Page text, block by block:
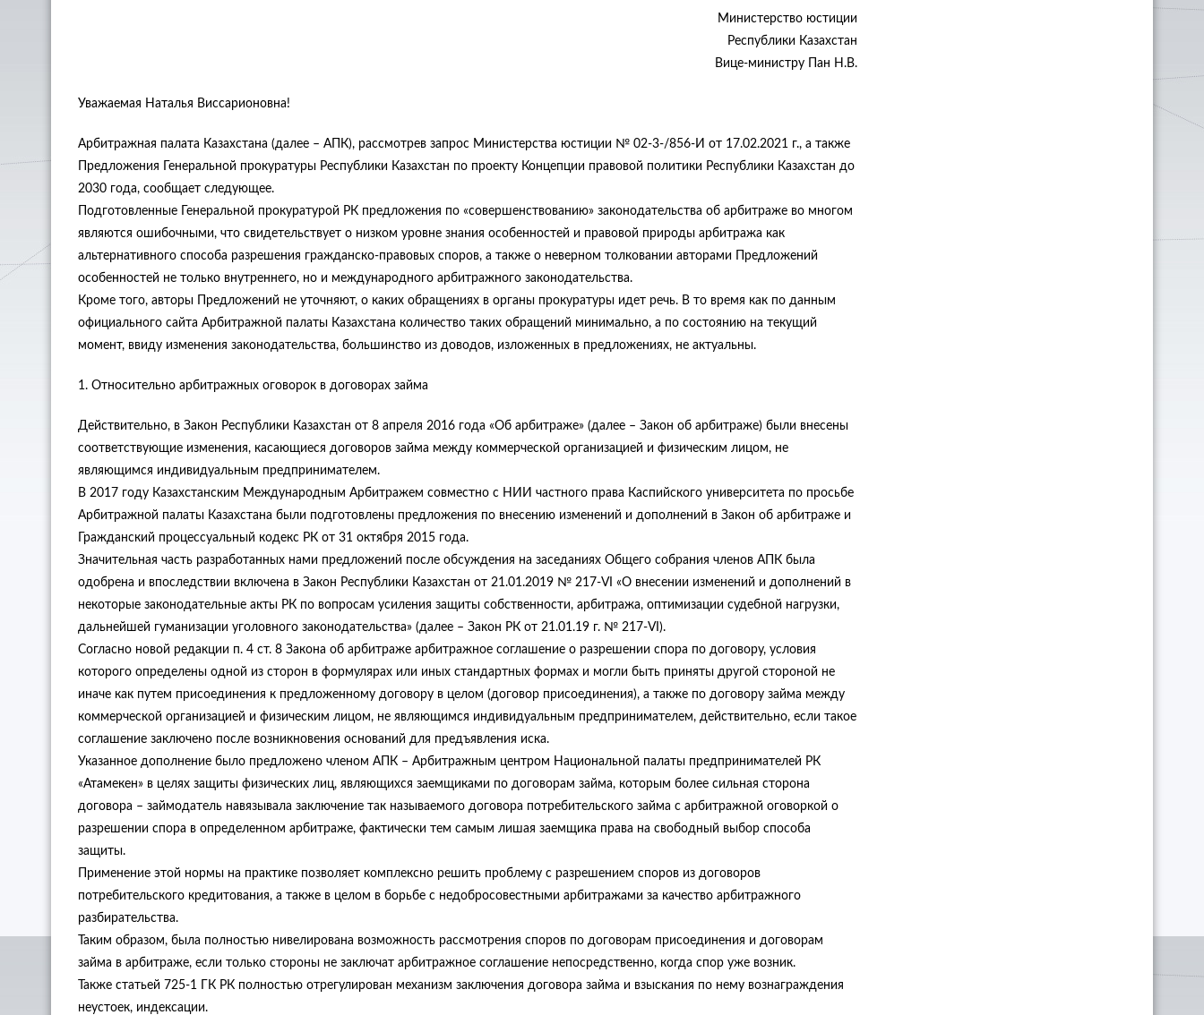
Министерство юстиции
Республики Казахстан
Вице-министру Пан Н.В.
Уважаемая Наталья Виссарионовна!
Арбитражная палата Казахстана (далее – АПК), рассмотрев запрос Министерства юстиции № 02-3-/856-И от 17.02.2021 г., а также
Предложения Генеральной прокуратуры Республики Казахстан по проекту Концепции правовой политики Республики Казахстан до
2030 года, сообщает следующее.
Подготовленные Генеральной прокуратурой РК предложения по «совершенствованию» законодательства об арбитраже во многом
являются ошибочными, что свидетельствует о низком уровне знания особенностей и правовой природы арбитража как
альтернативного способа разрешения гражданско-правовых споров, а также о неверном толковании авторами Предложений
особенностей не только внутреннего, но и международного арбитражного законодательства.
Кроме того, авторы Предложений не уточняют, о каких обращениях в органы прокуратуры идет речь. В то время как по данным
официального сайта Арбитражной палаты Казахстана количество таких обращений минимально, а по состоянию на текущий
момент, ввиду изменения законодательства, большинство из доводов, изложенных в предложениях, не актуальны.
1. Относительно арбитражных оговорок в договорах займа
Действительно, в Закон Республики Казахстан от 8 апреля 2016 года «Об арбитраже» (далее – Закон об арбитраже) были внесены
соответствующие изменения, касающиеся договоров займа между коммерческой организацией и физическим лицом, не
являющимся индивидуальным предпринимателем.
В 2017 году Казахстанским Международным Арбитражем совместно с НИИ частного права Каспийского университета по просьбе
Арбитражной палаты Казахстана были подготовлены предложения по внесению изменений и дополнений в Закон об арбитраже и
Гражданский процессуальный кодекс РК от 31 октября 2015 года.
Значительная часть разработанных нами предложений после обсуждения на заседаниях Общего собрания членов АПК была
одобрена и впоследствии включена в Закон Республики Казахстан от 21.01.2019 № 217-VI «О внесении изменений и дополнений в
некоторые законодательные акты РК по вопросам усиления защиты собственности, арбитража, оптимизации судебной нагрузки,
дальнейшей гуманизации уголовного законодательства» (далее – Закон РК от 21.01.19 г. № 217-VI).
Согласно новой редакции п. 4 ст. 8 Закона об арбитраже арбитражное соглашение о разрешении спора по договору, условия
которого определены одной из сторон в формулярах или иных стандартных формах и могли быть приняты другой стороной не
иначе как путем присоединения к предложенному договору в целом (договор присоединения), а также по договору займа между
коммерческой организацией и физическим лицом, не являющимся индивидуальным предпринимателем, действительно, если такое
соглашение заключено после возникновения оснований для предъявления иска.
Указанное дополнение было предложено членом АПК – Арбитражным центром Национальной палаты предпринимателей РК
«Атамекен» в целях защиты физических лиц, являющихся заемщиками по договорам займа, которым более сильная сторона
договора – займодатель навязывала заключение так называемого договора потребительского займа с арбитражной оговоркой о
разрешении спора в определенном арбитраже, фактически тем самым лишая заемщика права на свободный выбор способа
защиты.
Применение этой нормы на практике позволяет комплексно решить проблему с разрешением споров из договоров
потребительского кредитования, а также в целом в борьбе с недобросовестными арбитражами за качество арбитражного
разбирательства.
Таким образом, была полностью нивелирована возможность рассмотрения споров по договорам присоединения и договорам
займа в арбитраже, если только стороны не заключат арбитражное соглашение непосредственно, когда спор уже возник.
Также статьей 725-1 ГК РК полностью отрегулирован механизм заключения договора займа и взыскания по нему вознаграждения
неустоек, индексации.